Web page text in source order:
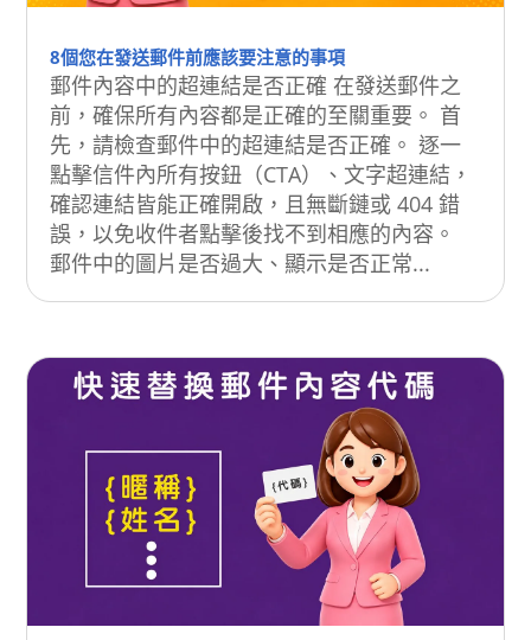
8個您在發送郵件前應該要注意的事項
郵件內容中的超連結是否正確 在發送郵件之
前，確保所有內容都是正確的至關重要。 首
先，請檢查郵件中的超連結是否正確。 逐一
點擊信件內所有按鈕（CTA）、文字超連結，
確認連結皆能正確開啟，且無斷鏈或 404 錯
誤，以免收件者點擊後找不到相應的內容。
郵件中的圖片是否過大、顯示是否正常...